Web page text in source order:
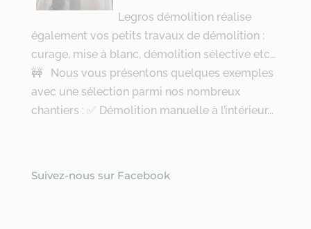
Legros démolition réalise
également vos petits travaux de démolition :
curage, mise à blanc, démolition sélective etc…
🚧 Nous vous présentons quelques exemples
avec une sélection parmi nos nombreux
chantiers : ✅ Démolition manuelle à l’intérieur...
Suivez-nous sur Facebook